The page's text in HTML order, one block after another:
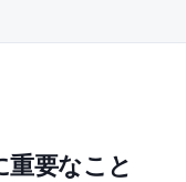
要なこと